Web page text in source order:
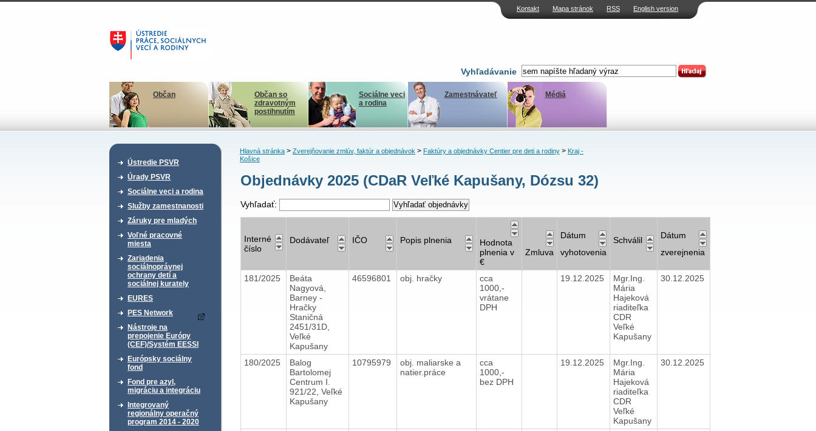
Kontakt Mapa stránok RSS English version
Vyhľadávanie
Občan
Občan so
zdravotným
postihnutím
Sociálne veci
a rodina
Zamestnávateľ Médiá
Ústredie PSVR
Úrady PSVR
Sociálne veci a rodina
Služby zamestnanosti
Záruky pre mladých
Voľné pracovné
miesta
Zariadenia
sociálnoprávnej
ochrany detí a
sociálnej kurately
EURES
PES Network
Nástroje na
prepojenie Európy
(CEF)/Systém EESSI
Európsky sociálny
fond
Fond pre azyl,
migráciu a integráciu
Integrovaný
regionálny operačný
program 2014 - 2020
Hlavná stránka> Zverejňovanie zmlúv, faktúr a objednávok> Faktúry a objednávky Centier pre deti a rodiny> Kraj -
Košice
Objednávky 2025 (CDaR Veľké Kapušany, Dózsu 32)
Vyhľadať:
Interné
číslo
Dodávateľ IČO Popis plnenia
Hodnota
plnenia v
€
Zmluva
Dátum
vyhotovenia
Schválil
Dátum
zverejnenia
181/2025
Beáta
Nagyová,
Barney -
Hračky
Staničná
2451/31D,
Veľké
Kapušany
46596801 obj. hračky
cca
1000,-
vrátane
DPH
19.12.2025
Mgr.Ing.
Mária
Hajeková
riaditeľka
CDR
Veľké
Kapušany
30.12.2025
180/2025
Balog
Bartolomej
Centrum I.
921/22, Veľké
Kapušany
10795979
obj. maliarske a
natier.práce
cca
1000,-
bez DPH
19.12.2025
Mgr.Ing.
Mária
Hajeková
riaditeľka
CDR
Veľké
Kapušany
30.12.2025